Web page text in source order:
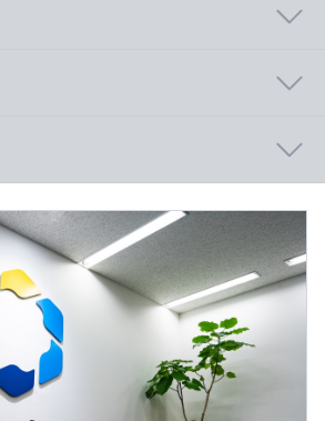
サービスの企画・開発から、運用、
います。
もサービスの企画段階から携われる
ックをもとにユーザーのニーズやマ
し、「なぜその仕様にするのか」
にどんな価値を提供できるのか」、
合いサービスを創り、育てています。
ニケーション
総勢70名程度で、インフラ～サーバ
エンド～UXデザイン部門まですべて
、仕切りのないワンフロアで働いてい
卒306,647円～
円）及び、開発職手当として
間相当分（学士：65,549円～ 修
～）を含みます。40時間超過分は全
示額を保証するものではありません）
者数・離職者数
人 離職者数1人
人 離職者数3人
人 離職者数10人
用者数の男女別人数
3人